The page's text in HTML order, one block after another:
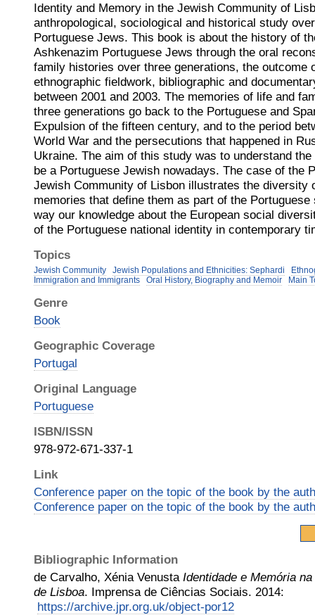
Identity and Memory in the Jewish Community of
anthropological, sociological and historical study
Portuguese Jews. This book is about the history of
Ashkenazim Portuguese Jews through the oral
family histories over three generations, the outcome
ethnographic fieldwork, bibliographic and
between 2001 and 2003. The memories of life and
three generations go back to the Portuguese and
Expulsion of the fifteen century, and to the period
World War and the persecutions that happened in
Ukraine. The aim of this study was to understand
be a Portuguese Jewish nowadays. The case of the
Jewish Community of Lisbon illustrates the diversity
memories that define them as part of the
way our knowledge about the European social
of the Portuguese national identity in contemporary
Topics
Jewish Community Jewish Populations and Ethnicities: Sephardi
Immigration and Immigrants
Oral History, Biography and Memoir Main
Genre
Book
Geographic Coverage
Portugal
Original Language
Portuguese
ISBN/ISSN
978-972-671-337-1
Link
Conference paper on the topic of the book by the
Conference paper on the topic of the book by the
Bibliographic Information
de Carvalho, Xénia Venusta Identidade e Memória
de Lisboa. Imprensa de Ciências Sociais. 2014:
https://archive.jpr.org.uk/object-por12